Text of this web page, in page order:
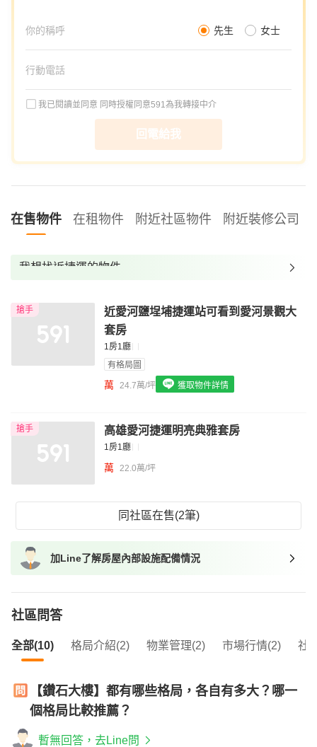
先生 女士
我已閱讀並同意 同時授權同意591為我轉接中介
回電給我
在售物件 在租物件 附近社區物件 附近裝修公司
我想找近捷運的物件
我想找配備瓦斯爐的物件
我想找廁所開窗的物件
我想找具垃圾處理的物件
搶手
近愛河鹽埕埔捷運站可看到愛河景觀大
套房
1房1廳
有格局圖
萬 24.7萬/坪 獲取物件詳情
搶手 高雄愛河捷運明亮典雅套房
1房1廳
萬 22.0萬/坪
同社區在售(2筆)
加Line了解房屋內部設施配備情況
社區問答
全部(10) 格局介紹(2) 物業管理(2) 市場行情(2) 社
【鑽石大樓】都有哪些格局，各自有多大？哪一
個格局比較推薦？
暫無回答，去Line問